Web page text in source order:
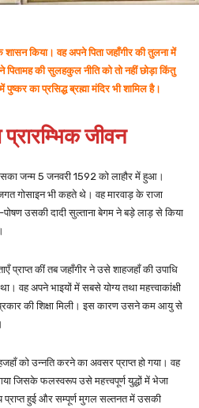
किया। वह अपने पिता जहाँगीर की तुलना में
की सुलहकुल नीति को तो नहीं छोड़ा किंतु
का प्रसिद्ध ब्रह्मा मंदिर भी शामिल है।
जीवन
जन्म 5 जनवरी 1592 को लाहौर में हुआ।
गोसाइन भी कहते थे। वह मारवाड़ के राजा
उसकी दादी सुल्ताना बेगम ने बड़े लाड़ से किया
प्राप्त कीं तब जहाँगीर ने उसे शाहजहाँ की उपाधि
वह अपने भाइयों में सबसे योग्य तथा महत्त्वाकांक्षी
प्रकार की शिक्षा मिली। इस कारण उसने कम आयु से
को उन्नति करने का अवसर प्राप्त हो गया। वह
जिसके फलस्वरूप उसे महत्त्वपूर्ण युद्धों में भेजा
प्राप्त हुई और सम्पूर्ण मुगल सल्तनत में उसकी